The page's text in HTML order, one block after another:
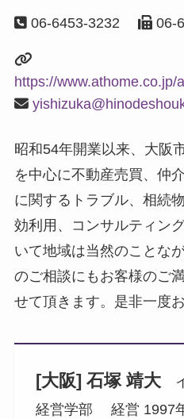
06-6453-3232 06-
https://www.athome.co.jp/
昭和54年開業以来、大阪
を中心に不動産売買、仲
に関するトラブル、相続
効利用、コンサルティン
いて地域は当然のことな
のご相談にもお客様のご
せて頂きます。是非一度
[大阪] 石塚 靖大イ
経営学部 経営